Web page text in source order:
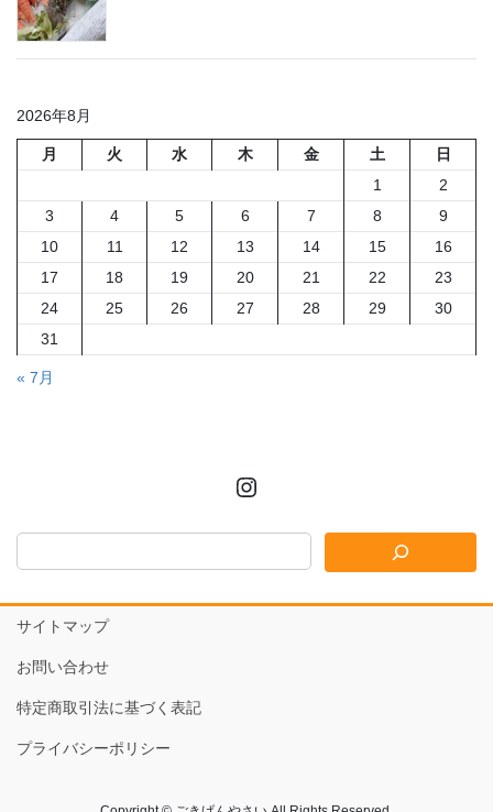
2026年8月
月 火 水 木 金 土
日
1
2
3
4 5 6 7 8
9
10
11 12 13 14 15
16
17
18 19 20 21 22
23
24
25 26 27 28 29
30
31
« 7月
Instagram
サイトマップ
お問い合わせ
特定商取引法に基づく表記
プライバシーポリシー